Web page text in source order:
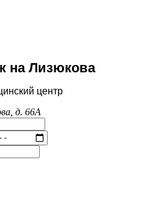
на Лизюкова
центр
д. 66А